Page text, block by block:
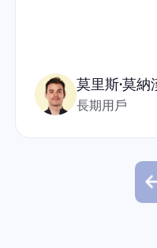
莫里斯·莫納
長期用戶